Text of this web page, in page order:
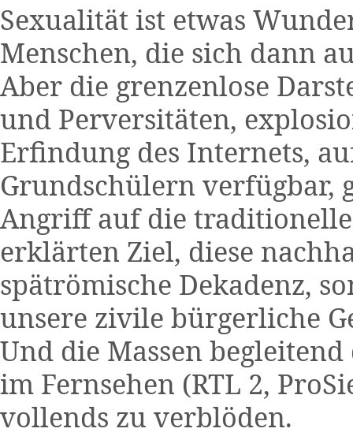
Sexualität ist etwas
Menschen, die sich dann
Aber die grenzenlose
und Perversitäten,
Erfindung des Internets,
Grundschülern verfügbar,
Angriff auf die
erklärten Ziel, diese
spätrömische Dekadenz,
unsere zivile bürgerliche
Und die Massen
im Fernsehen (RTL 2,
vollends zu verblöden.